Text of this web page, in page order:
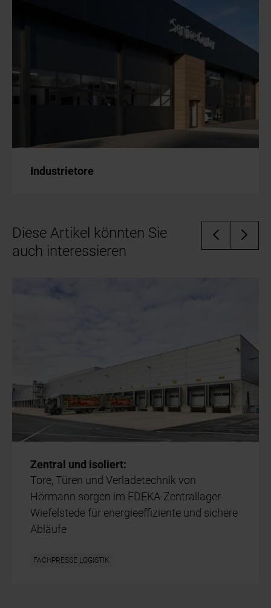
Industrietore
Diese Artikel könnten Sie
auch interessieren
Zentral und isoliert:
Tore, Türen und Verladetechnik von
Hörmann sorgen im EDEKA-Zentrallager
Wiefelstede für energieeffiziente und sichere
Abläufe
FACHPRESSE LOGISTIK